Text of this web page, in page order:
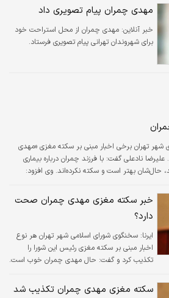
وعده صبحانه و عصرانه است. بسیاری از مردم
دوست دارند صبح خود را با یک صبحانه پرانرژی و
خوشمزه شامل کره و مربای میوه آغاز کنند. در کنار
طعم بی‌نظیر مربای میوه، کمتر کسی به خواص
مهدی چمران پیام تصویری داد
خبر آنلاین: مهدی چمران از محل استراحت خود
برای شهروندان تهرانی پیام تصویری فرستاد.
شهر تهران برخی اخبار مبنی بر سکته مغزی «مهدی
چمران» رئیس شورا را رد کرد. علیرضا نادعلی گفت: با فرزند چمران درباره بیماری
حال‌شان بهتر است و سکته نکرده‌اند. وی افزود:
خبر سکته مغزی مهدی چمران صحت
دارد؟
ایرنا: سخنگوی شورای اسلامی شهر تهران هر نوع
اخبار مبنی بر سکته مغزی رئیس این شورا را
تکذیب کرد و گفت: حال مهدی چمران خوب است.
سکته مغزی مهدی چمران تکذیب شد